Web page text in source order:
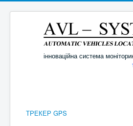
інноваційна система
ТРЕКЕР GPS